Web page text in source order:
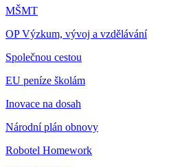
MŠMT
OP Výzkum, vývoj a vzdělávání
Společnou cestou
EU peníze školám
Inovace na dosah
Národní plán obnovy
Robotel Homework